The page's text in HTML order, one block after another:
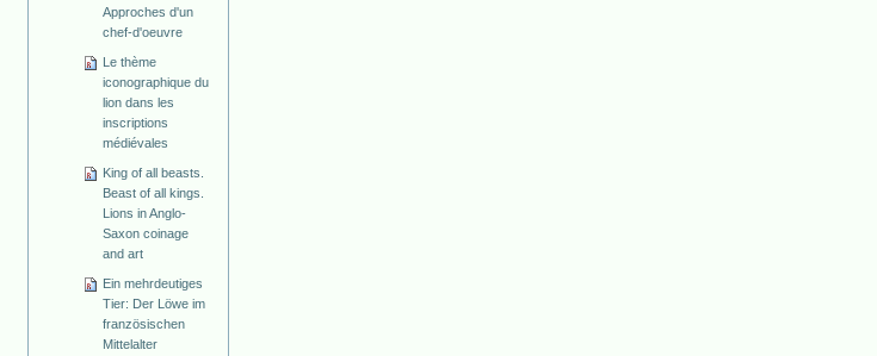
Approches d'un
chef-d'oeuvre
Le thème
iconographique du
lion dans les
inscriptions
médiévales
King of all beasts.
Beast of all kings.
Lions in Anglo-
Saxon coinage
and art
Ein mehrdeutiges
Tier: Der Löwe im
französischen
Mittelalter